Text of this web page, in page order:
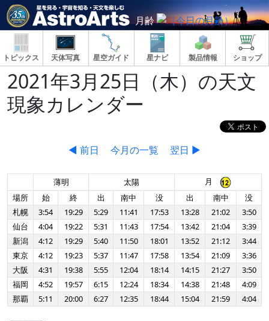
月齢
トピックス 天体写真 星空ガイド 星ナビ 製品情報 ショップ
2021年3月25日（木）の天文
現象カレンダー
◀ 前日 今月の一覧 翌日 ▶
薄明 太陽
月
場所
始 終 出 南中 没 出 南中
没
札幌
3:54 19:29 5:29 11:41 17:53 13:28 21:02
3:50
仙台
4:04 19:22 5:31 11:43 17:54 13:42 21:04
3:39
新潟
4:12 19:29 5:40 11:50 18:01 13:52 21:12
3:44
東京
4:12 19:23 5:37 11:47 17:58 13:54 21:09
3:36
大阪
4:31 19:38 5:55 12:04 18:14 14:15 21:27
3:50
福岡
4:52 19:57 6:15 12:24 18:34 14:38 21:48
4:09
那覇
5:11 20:00 6:27 12:35 18:44 15:04 21:59 4:04